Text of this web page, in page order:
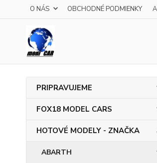
O NÁS OBCHODNÉ PODMIENKY
PRIPRAVUJEME
FOX18 MODEL CARS
HOTOVÉ MODELY - ZNAČKA
ABARTH